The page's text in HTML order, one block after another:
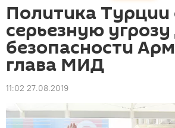
Политика Турции
серьезную
безопасности
глава МИД
11:02 27.08.2019